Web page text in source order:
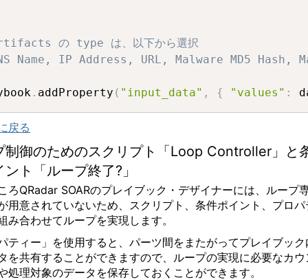
の type は、以下から選択
Name, IP Address, URL, Malware MD5 Hash,
. addProperty ( "input_data" , { "values" :
戻る
制御のためのスクリプト「Loop Controller 」と
ント「ループ終了? 」
ろQRadar SOARのプレイブック・デザイナーには、ループ
用意されていないため、スクリプト、条件ポイント、プロパ
み合わせてループを実現します。
ティー」を使用すると、パーツ間をまたがってプレイブック
を共有することができますので、ループの実現に必要なカウ
処理対象のデータを保存しておくことができます。